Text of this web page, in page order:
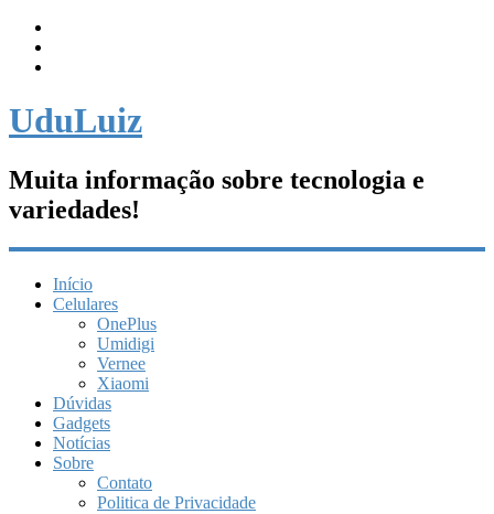
UduLuiz
Muita informação sobre tecnologia e
variedades!
Início
Celulares
OnePlus
Umidigi
Vernee
Xiaomi
Dúvidas
Gadgets
Notícias
Sobre
Contato
Politica de Privacidade